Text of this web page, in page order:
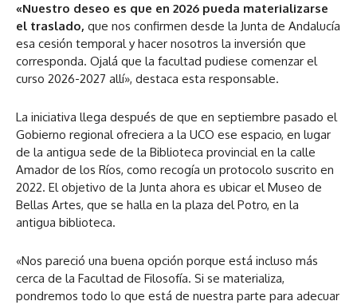
«Nuestro deseo es que en 2026 pueda materializarse
el traslado, que nos confirmen desde la Junta de Andalucía
esa cesión temporal y hacer nosotros la inversión que
corresponda. Ojalá que la facultad pudiese comenzar el
curso 2026-2027 allí», destaca esta responsable.
La iniciativa llega después de que en septiembre pasado el
Gobierno regional ofreciera a la UCO ese espacio, en lugar
de la antigua sede de la Biblioteca provincial en la calle
Amador de los Ríos, como recogía un protocolo suscrito en
2022. El objetivo de la Junta ahora es ubicar el Museo de
Bellas Artes, que se halla en la plaza del Potro, en la
antigua biblioteca.
«Nos pareció una buena opción porque está incluso más
cerca de la Facultad de Filosofía. Si se materializa,
pondremos todo lo que está de nuestra parte para adecuar